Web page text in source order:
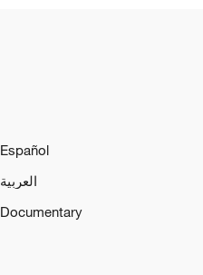
Español
العربية
Documentary